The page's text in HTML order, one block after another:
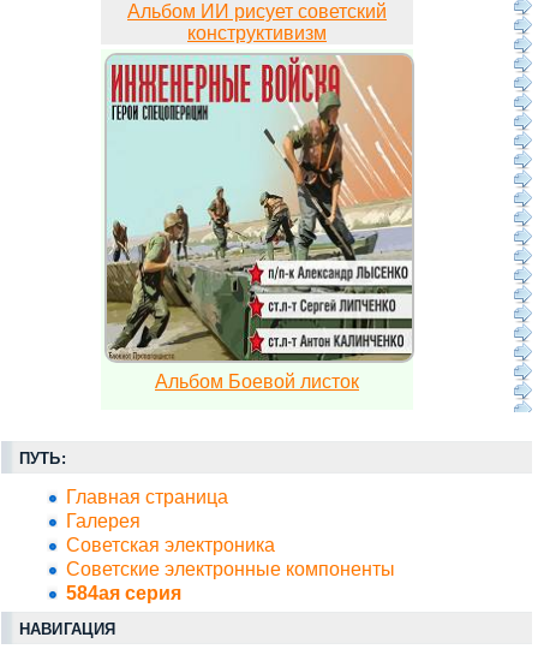
Альбом ИИ рисует советский
конструктивизм
Альбом Боевой листок
ПУТЬ:
Главная страница
Галерея
Советская электроника
Советские электронные компоненты
584ая серия
НАВИГАЦИЯ